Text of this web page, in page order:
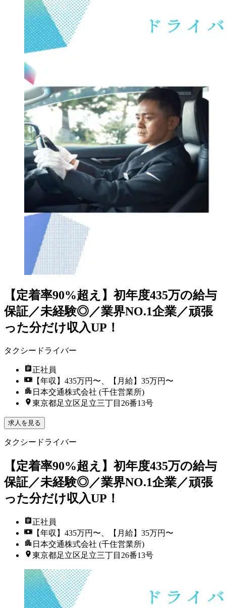
【定着率90%超え】初年度435万の給与
保証／未経験◎／業界NO.1企業／頑張
った分だけ収入UP！
タクシードライバー
正社員
【年収】435万円〜、【月給】35万円〜
日本交通株式会社 (千住営業所)
東京都足立区足立三丁目26番13号
求人を見る
タクシードライバー
【定着率90%超え】初年度435万の給与
保証／未経験◎／業界NO.1企業／頑張
った分だけ収入UP！
正社員
【年収】435万円〜、【月給】35万円〜
日本交通株式会社 (千住営業所)
東京都足立区足立三丁目26番13号